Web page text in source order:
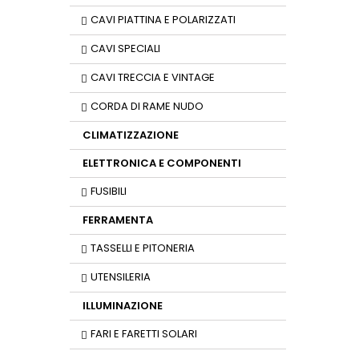
CAVI PIATTINA E POLARIZZATI
CAVI SPECIALI
CAVI TRECCIA E VINTAGE
CORDA DI RAME NUDO
CLIMATIZZAZIONE
ELETTRONICA E COMPONENTI
FUSIBILI
FERRAMENTA
TASSELLI E PITONERIA
UTENSILERIA
ILLUMINAZIONE
FARI E FARETTI SOLARI